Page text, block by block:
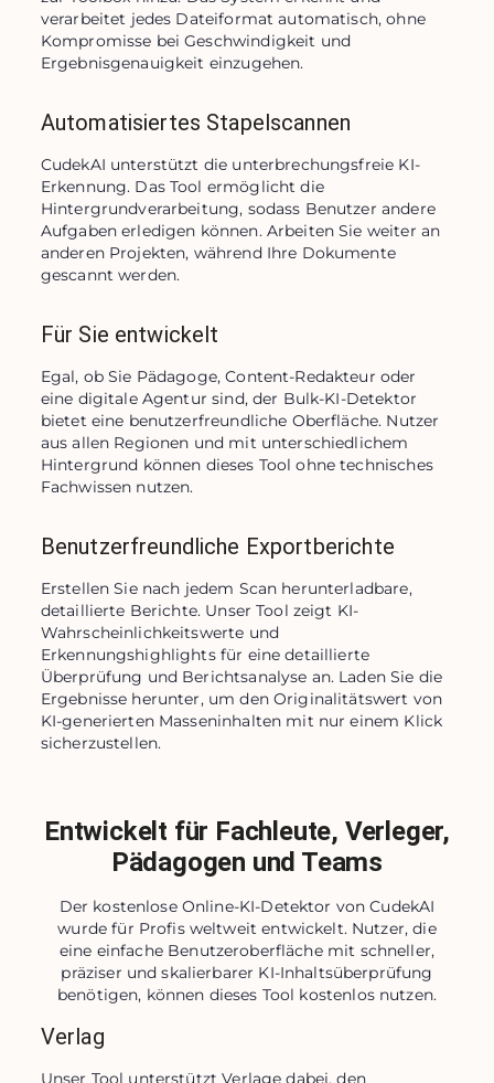
verarbeitet jedes Dateiformat automatisch, ohne
Kompromisse bei Geschwindigkeit und
Ergebnisgenauigkeit einzugehen.
Automatisiertes Stapelscannen
CudekAI unterstützt die unterbrechungsfreie KI-
Erkennung. Das Tool ermöglicht die
Hintergrundverarbeitung, sodass Benutzer andere
Aufgaben erledigen können. Arbeiten Sie weiter an
anderen Projekten, während Ihre Dokumente
gescannt werden.
Für Sie entwickelt
Egal, ob Sie Pädagoge, Content-Redakteur oder
eine digitale Agentur sind, der Bulk-KI-Detektor
bietet eine benutzerfreundliche Oberfläche. Nutzer
aus allen Regionen und mit unterschiedlichem
Hintergrund können dieses Tool ohne technisches
Fachwissen nutzen.
Benutzerfreundliche Exportberichte
Erstellen Sie nach jedem Scan herunterladbare,
detaillierte Berichte. Unser Tool zeigt KI-
Wahrscheinlichkeitswerte und
Erkennungshighlights für eine detaillierte
Überprüfung und Berichtsanalyse an. Laden Sie die
Ergebnisse herunter, um den Originalitätswert von
KI-generierten Masseninhalten mit nur einem Klick
sicherzustellen.
Entwickelt für Fachleute, Verleger,
Pädagogen und Teams
Der kostenlose Online-KI-Detektor von CudekAI
wurde für Profis weltweit entwickelt. Nutzer, die
eine einfache Benutzeroberfläche mit schneller,
präziser und skalierbarer KI-Inhaltsüberprüfung
benötigen, können dieses Tool kostenlos nutzen.
Verlag
Unser Tool unterstützt Verlage dabei, den